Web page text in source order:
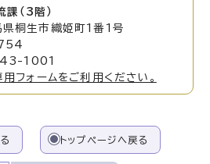
（3階）
生市織姫町1番1号
43-1001
フォームをご利用ください。
トップページへ戻る